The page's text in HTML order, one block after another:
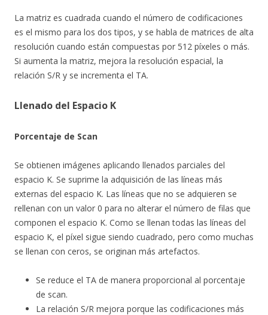
La matriz es cuadrada cuando el número de codificaciones
es el mismo para los dos tipos, y se habla de matrices de alta
resolución cuando están compuestas por 512 píxeles o más.
Si aumenta la matriz, mejora la resolución espacial, la
relación S/R y se incrementa el TA.
Llenado del Espacio K
Porcentaje de Scan
Se obtienen imágenes aplicando llenados parciales del
espacio K. Se suprime la adquisición de las líneas más
externas del espacio K. Las líneas que no se adquieren se
rellenan con un valor 0 para no alterar el número de filas que
componen el espacio K. Como se llenan todas las líneas del
espacio K, el píxel sigue siendo cuadrado, pero como muchas
se llenan con ceros, se originan más artefactos.
Se reduce el TA de manera proporcional al porcentaje
de scan.
La relación S/R mejora porque las codificaciones más